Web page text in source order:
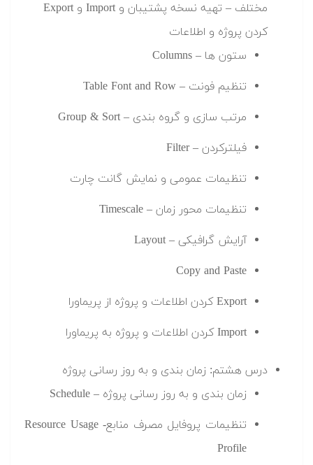
مختلف – تهیه نسخه پشتیبان و Import و Export
کردن پروژه و اطلاعات
ستون ها – Columns
تنظیم فونت – Table Font and Row
مرتب سازی و گروه بندی – Group & Sort
فیلترکردن – Filter
تنظیمات عمومی و نمایش گانت چارت
تنظیمات محور زمان – Timescale
آرایش گرافیکی – Layout
Copy and Paste
Export کردن اطلاعات و پروژه از پریماورا
Import کردن اطلاعات و پروژه به پریماورا
درس هشتم: زمان بندی و به روز رسانی پروژه
زمان بندی و به روز رسانی پروژه – Schedule
تنظیمات پروفایل مصرف منابع- Resource Usage
Profile